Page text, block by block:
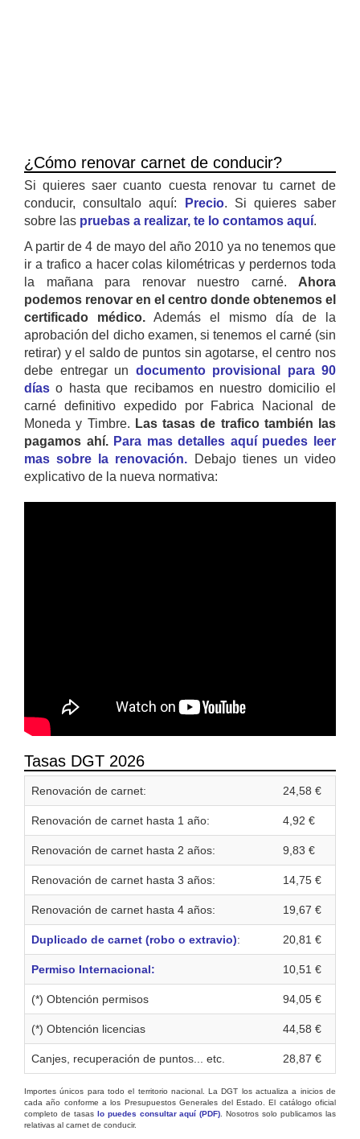
¿Cómo renovar carnet de conducir?
Si quieres saer cuanto cuesta renovar tu carnet de
conducir, consultalo aquí:
Precio. Si quieres saber
sobre las pruebas a realizar, te lo contamos aquí.
A partir de 4 de mayo del año 2010 ya no tenemos que
ir a trafico a hacer colas kilométricas y perdernos toda
la mañana para renovar nuestro carné. Ahora
podemos renovar en el centro donde obtenemos el
certificado médico. Además el mismo día de la
aprobación del dicho examen, si tenemos el carné (sin
retirar) y el saldo de puntos sin agotarse, el centro nos
debe entregar un documento provisional para 90
días o hasta que recibamos en nuestro domicilio el
carné definitivo expedido por Fabrica Nacional de
Moneda y Timbre. Las tasas de trafico también las
pagamos ahí. Para mas detalles aquí puedes leer
mas sobre la renovación. Debajo tienes un video
explicativo de la nueva normativa:
Tasas DGT 2026
Renovación de carnet: 24,58 €
Renovación de carnet hasta 1 año: 4,92 €
Renovación de carnet hasta 2 años: 9,83 €
Renovación de carnet hasta 3 años: 14,75 €
Renovación de carnet hasta 4 años: 19,67 €
Duplicado de carnet (robo o extravio): 20,81 €
Permiso Internacional: 10,51 €
(*) Obtención permisos 94,05 €
(*) Obtención licencias 44,58 €
Canjes, recuperación de puntos... etc. 28,87 €
Importes únicos para todo el territorio nacional. La DGT los actualiza a inicios de
cada año conforme a los Presupuestos Generales del Estado. El catálogo oficial
completo de tasas lo puedes consultar aquí (PDF) . Nosotros solo publicamos las
relativas al carnet de conducir.